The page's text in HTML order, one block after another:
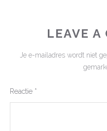
LEAVE A
Je e-mailadres wordt niet
Reactie *